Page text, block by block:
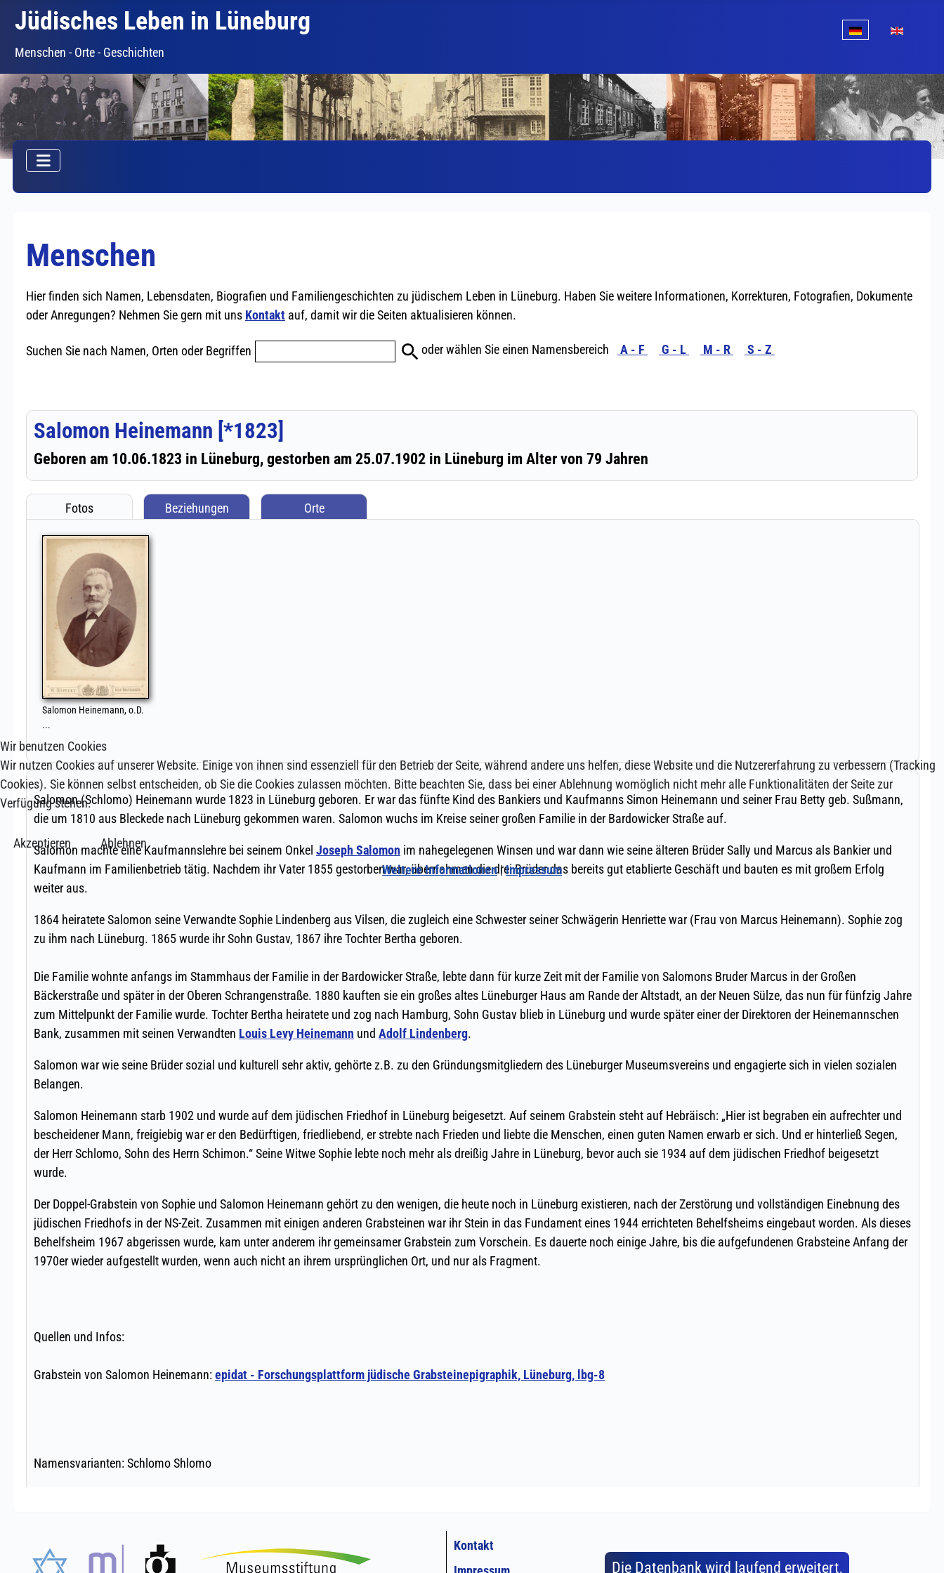
Jüdisches Leben in Lüneburg
Menschen - Orte - Geschichten
Kontakt
Die Datenbank wird laufend erweitert,
Wir benutzen Cookies
Wir nutzen Cookies auf unserer Website. Einige von ihnen sind essenziell für den Betrieb der Seite, während andere uns helfen, diese Website und die Nutzererfahrung zu verbessern (Tracking
Cookies). Sie können selbst entscheiden, ob Sie die Cookies zulassen möchten. Bitte beachten Sie, dass bei einer Ablehnung womöglich nicht mehr alle Funktionalitäten der Seite zur
Verfügung stehen.
Akzeptieren
Ablehnen
Weitere Informationen|Impressum